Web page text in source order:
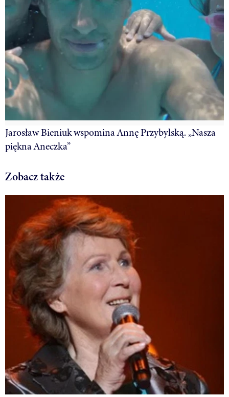
Jarosław Bieniuk wspomina Annę Przybylską. „Nasza
piękna Aneczka”
Zobacz także